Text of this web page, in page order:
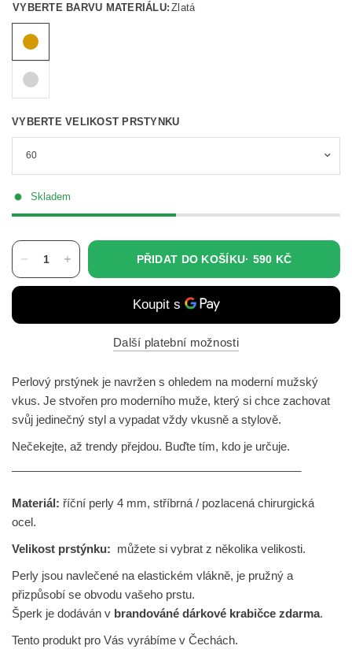
VYBERTE BARVU MATERIÁLU: Zlatá
VYBERTE VELIKOST PRSTYNKU
Skladem
PŘIDAT DO KOŠÍKU· 590 KČ
Další platební možnosti
Perlový prstýnek je navržen s ohledem na moderní mužský
vkus. Je stvořen pro moderního muže, který si chce zachovat
svůj jedinečný styl a vypadat vždy vkusně a stylově.
Nečekejte, až trendy přejdou. Buďte tím, kdo je určuje.
Materiál:říční perly 4 mm, stříbrná / pozlacená chirurgická
ocel.
Velikost prstýnku: můžete si vybrat z několika velikosti.
Perly jsou navlečené na elastickém vlákně, je pružný a
přizpůsobí se obvodu vašeho prstu.
Šperk je dodáván v brandováné dárkové krabičce zdarma.
Tento produkt pro Vás vyrábíme v Čechách.